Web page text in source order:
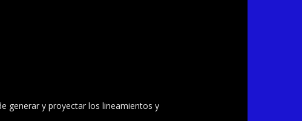
generar y proyectar los lineamientos y